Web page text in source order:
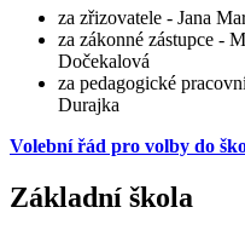
za zřizovatele - Jana
za zákonné zástupce -
Dočekalová
za pedagogické
Durajka
Volební řád pro volby do
Základní škola